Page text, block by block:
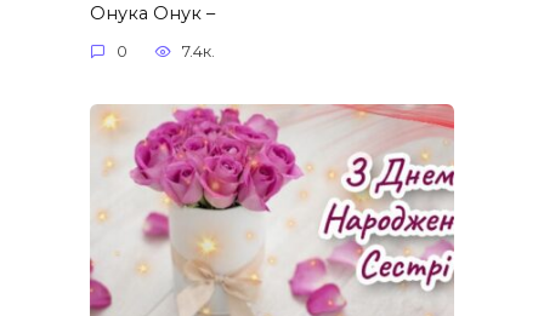
Онука Онук –
0 7.4к.